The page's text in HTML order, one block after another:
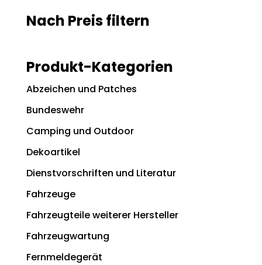
Nach Preis filtern
Produkt-Kategorien
Abzeichen und Patches
Bundeswehr
Camping und Outdoor
Dekoartikel
Dienstvorschriften und Literatur
Fahrzeuge
Fahrzeugteile weiterer Hersteller
Fahrzeugwartung
Fernmeldegerät